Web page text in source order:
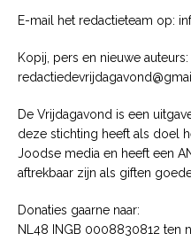
E-mail het redactieteam op:
Kopij, pers en nieuwe auteurs:
De Vrijdagavond is een
deze stichting heeft als doel
Joodse media en heeft een
aftrekbaar zijn als giften
Donaties gaarne naar:
NL48 INGB 0008830812 ten